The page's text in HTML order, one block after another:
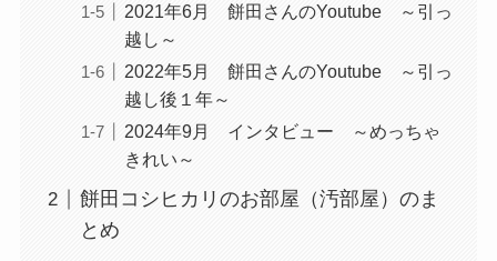
2021年6月 餅田さんのYoutube ～引っ
越し～
2022年5月 餅田さんのYoutube ～引っ
越し後１年～
2024年9月 インタビュー ～めっちゃ
きれい～
餅田コシヒカリのお部屋（汚部屋）のま
とめ